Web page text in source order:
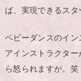
ば、実現できるスタ
ベビーダンスのイ
アインストラクタ
ら怒られますが。笑